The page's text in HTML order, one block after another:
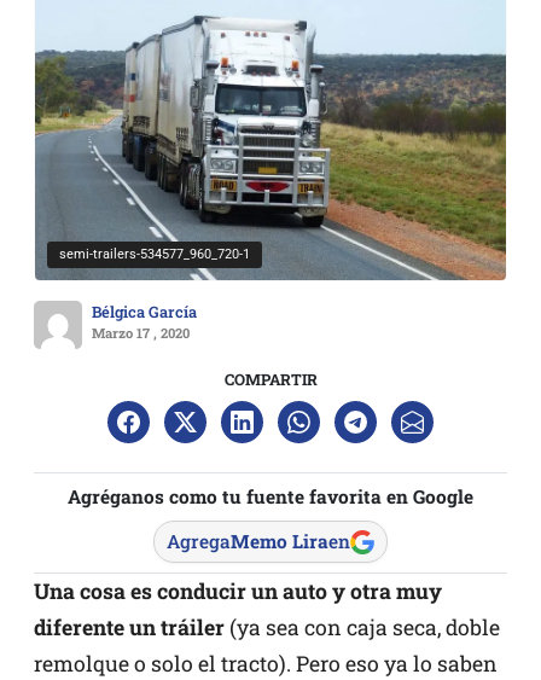
semi-trailers-534577_960_720-1
Bélgica García
Marzo 17 , 2020
COMPARTIR
Agréganos como tu fuente favorita en Google
AgregaMemo Liraen
Una cosa es conducir un auto y otra muy
diferente un tráiler (ya sea con caja seca, doble
remolque o solo el tracto). Pero eso ya lo saben